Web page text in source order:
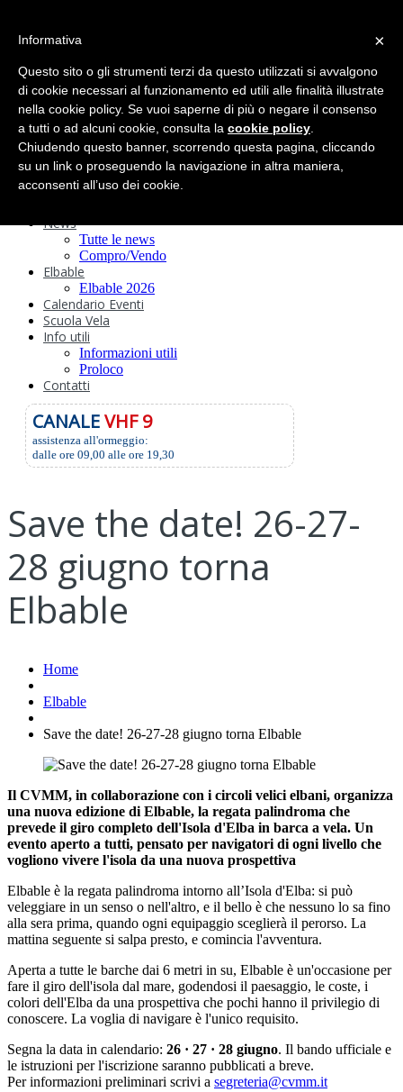
Circolo
Statuto e
Regolamenti
Storia
Ormeggi
Sede e Servizi
Attività
Safeguarding
News
Tutte le news
Compro/Vendo
Elbable
Elbable 2026
Calendario Eventi
Scuola Vela
Info utili
Informazioni utili
Proloco
Contatti
CANALEVHF 9
assistenza all'ormeggio:
dalle ore 09,00 alle ore 19,30
Save the date! 26-27-
28 giugno torna
Elbable
Home
Elbable
Save the date! 26-27-28 giugno torna Elbable
Il CVMM, in collaborazione con i circoli velici elbani, organizza
una nuova edizione di Elbable, la regata palindroma che
prevede il giro completo dell'Isola d'Elba in barca a vela. Un
evento aperto a tutti, pensato per navigatori di ogni livello che
vogliono vivere l'isola da una nuova prospettiva
Elbable è la regata palindroma intorno all’Isola d'Elba: si può
veleggiare in un senso o nell'altro, e il bello è che nessuno lo sa fino
alla sera prima, quando ogni equipaggio sceglierà il perorso. La
mattina seguente si salpa presto, e comincia l'avventura.
Aperta a tutte le barche dai 6 metri in su, Elbable è un'occasione per
fare il giro dell'isola dal mare, godendosi il paesaggio, le coste, i
colori dell'Elba da una prospettiva che pochi hanno il privilegio di
conoscere. La voglia di navigare è l'unico requisito.
Segna la data in calendario: 26 · 27 · 28 giugno. Il bando ufficiale e
le istruzioni per l'iscrizione saranno pubblicati a breve.
Per informazioni preliminari scrivi a segreteria@cvmm.it
×
Informativa
Questo sito o gli strumenti terzi da questo utilizzati si avvalgono
di cookie necessari al funzionamento ed utili alle finalità illustrate
nella cookie policy. Se vuoi saperne di più o negare il consenso
a tutti o ad alcuni cookie, consulta la cookie policy
Chiudendo questo banner, scorrendo questa pagina, cliccando
su un link o proseguendo la navigazione in altra maniera,
acconsenti all’uso dei cookie.